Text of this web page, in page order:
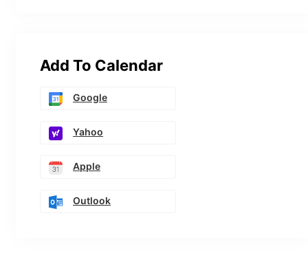
Add To Calendar
Google
Yahoo
Apple
Outlook